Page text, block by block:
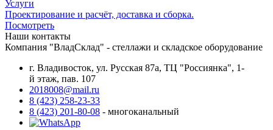
Услуги
Проектирование и расчёт, доставка и сборка.
Посмотреть
Наши контакты
Компания "ВладСклад" - стеллажи и складское оборудование
г. Владивосток, ул. Русская 87а, ТЦ "Россиянка", 1-
й этаж, пав. 107
2018008@mail.ru
8 (423) 258-23-33
8 (423) 201-80-08 - многоканальный